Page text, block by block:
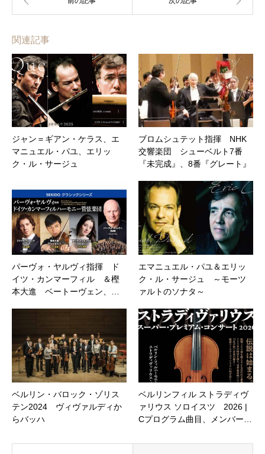
関連記事
ジャン＝ギアン・ケラス、エ
マニュエル・パユ、エリッ
ク・ル・サージュ
ブロムシュテット指揮 NHK
交響楽団 シューベルト7番
『未完成』、8番『グレート』
パーヴォ・ヤルヴィ指揮 ド
イツ・カンマーフィル ＆樫
本大進 ベートーヴェン、…
エマニュエル・パユ＆エリッ
ク・ル・サージュ ～モーツ
ァルトのソナタ～
ベルリン・バロック・ゾリス
テン2024 ヴィヴァルディか
らバッハ
ベルリンフィル ストラディヴ
ァリウス ソロイスツ 2026 |
Cプログラム曲目、メンバー…